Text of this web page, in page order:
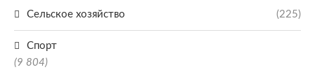
Сельское хозяйство (225)
Спорт
(9 804)